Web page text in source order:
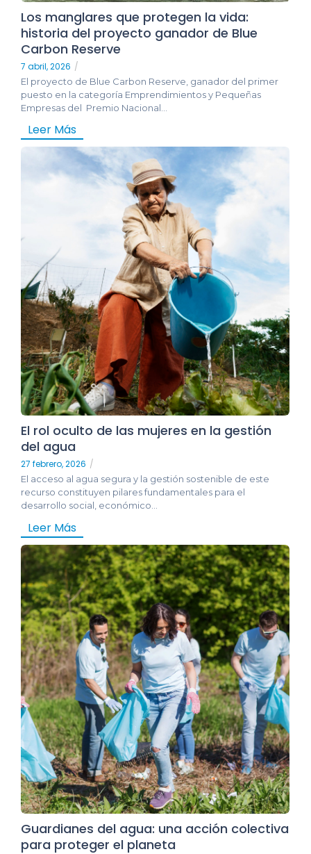
Los manglares que protegen la vida:
historia del proyecto ganador de Blue
Carbon Reserve
7 abril, 2026 /
El proyecto de Blue Carbon Reserve, ganador del primer
puesto en la categoría Emprendimientos y Pequeñas
Empresas del Premio Nacional...
Leer Más
El rol oculto de las mujeres en la gestión
del agua
27 febrero, 2026 /
El acceso al agua segura y la gestión sostenible de este
recurso constituyen pilares fundamentales para el
desarrollo social, económico...
Leer Más
Guardianes del agua: una acción colectiva
para proteger el planeta